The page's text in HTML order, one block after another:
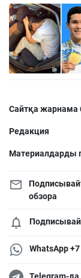
Сайтқа жарнама
Редакция
Материалдарды
обзора
WhatsApp